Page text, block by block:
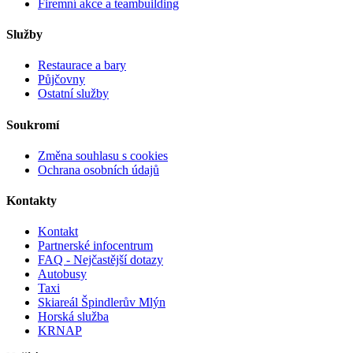
Firemní akce a teambuilding
Služby
Restaurace a bary
Půjčovny
Ostatní služby
Soukromí
Změna souhlasu s cookies
Ochrana osobních údajů
Kontakty
Kontakt
Partnerské infocentrum
FAQ - Nejčastější dotazy
Autobusy
Taxi
Skiareál Špindlerův Mlýn
Horská služba
KRNAP